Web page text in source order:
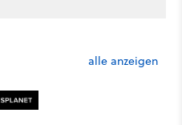
alle anzeigen